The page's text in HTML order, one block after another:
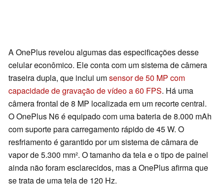
A OnePlus revelou algumas das especificações desse
celular econômico. Ele conta com um sistema de câmera
traseira dupla, que inclui umsensor de 50 MP com
capacidade de gravação de vídeo a 60 FPS. Há uma
câmera frontal de 8 MP localizada em um recorte central.
O OnePlus N6 é equipado com uma bateria de 8.000 mAh
com suporte para carregamento rápido de 45 W. O
resfriamento é garantido por um sistema de câmara de
vapor de 5.300 mm². O tamanho da tela e o tipo de painel
ainda não foram esclarecidos, mas a OnePlus afirma que
se trata de uma tela de 120 Hz.